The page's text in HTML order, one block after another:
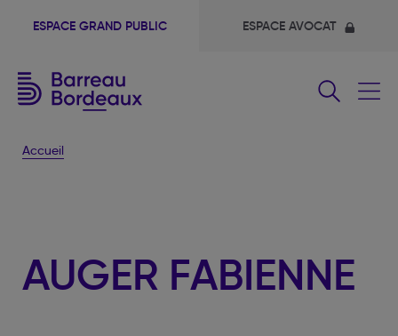
ESPACE GRAND PUBLIC ESPACE AVOCAT
Accueil
AUGER FABIENNE